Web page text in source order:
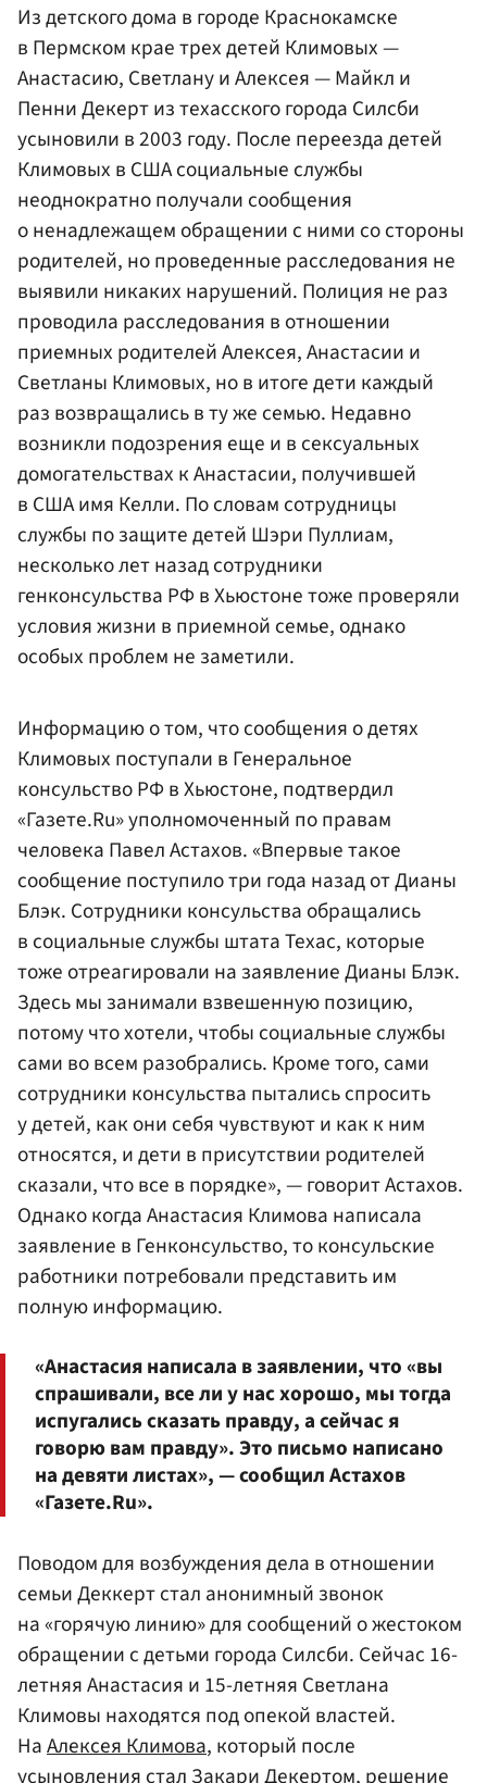
Из детского дома в городе Краснокамске
в Пермском крае трех детей Климовых —
Анастасию, Светлану и Алексея — Майкл и
Пенни Декерт из техасского города Силсби
усыновили в 2003 году. После переезда детей
Климовых в США социальные службы
неоднократно получали сообщения
о ненадлежащем обращении с ними со стороны
родителей, но проведенные расследования не
выявили никаких нарушений. Полиция не раз
проводила расследования в отношении
приемных родителей Алексея, Анастасии и
Светланы Климовых, но в итоге дети каждый
раз возвращались в ту же семью. Недавно
возникли подозрения еще и в сексуальных
домогательствах к Анастасии, получившей
в США имя Келли. По словам сотрудницы
службы по защите детей Шэри Пуллиам,
несколько лет назад сотрудники
генконсульства РФ в Хьюстоне тоже проверяли
условия жизни в приемной семье, однако
особых проблем не заметили.
Информацию о том, что сообщения о детях
Климовых поступали в Генеральное
консульство РФ в Хьюстоне, подтвердил
«Газете.Ru» уполномоченный по правам
человека Павел Астахов. «Впервые такое
сообщение поступило три года назад от Дианы
Блэк. Сотрудники консульства обращались
в социальные службы штата Техас, которые
тоже отреагировали на заявление Дианы Блэк.
Здесь мы занимали взвешенную позицию,
потому что хотели, чтобы социальные службы
сами во всем разобрались. Кроме того, сами
сотрудники консульства пытались спросить
у детей, как они себя чувствуют и как к ним
относятся, и дети в присутствии родителей
сказали, что все в порядке», — говорит Астахов.
Однако когда Анастасия Климова написала
заявление в Генконсульство, то консульские
работники потребовали представить им
полную информацию.
«Анастасия написала в заявлении, что «вы
спрашивали, все ли у нас хорошо, мы тогда
испугались сказать правду, а сейчас я
говорю вам правду». Это письмо написано
на девяти листах», — сообщил Астахов
«Газете.Ru».
Поводом для возбуждения дела в отношении
семьи Деккерт стал анонимный звонок
на «горячую линию» для сообщений о жестоком
обращении с детьми города Силсби. Сейчас 16-
летняя Анастасия и 15-летняя Светлана
Климовы находятся под опекой властей.
НаАлексея Климова, который после
усыновления стал Закари Декертом, решение